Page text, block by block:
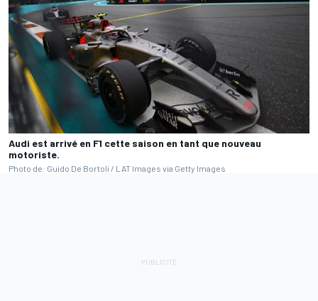
Audi est arrivé en F1 cette saison en tant que nouveau
motoriste.
Photo de: Guido De Bortoli / LAT Images via Getty Images